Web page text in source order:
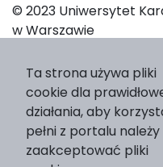
© 2023 Uniwersytet
w Warszawie
Platform & Workflow
Ta strona używa pliki
cookie dla
działania, aby
pełni z portalu należy
zaakceptować pliki